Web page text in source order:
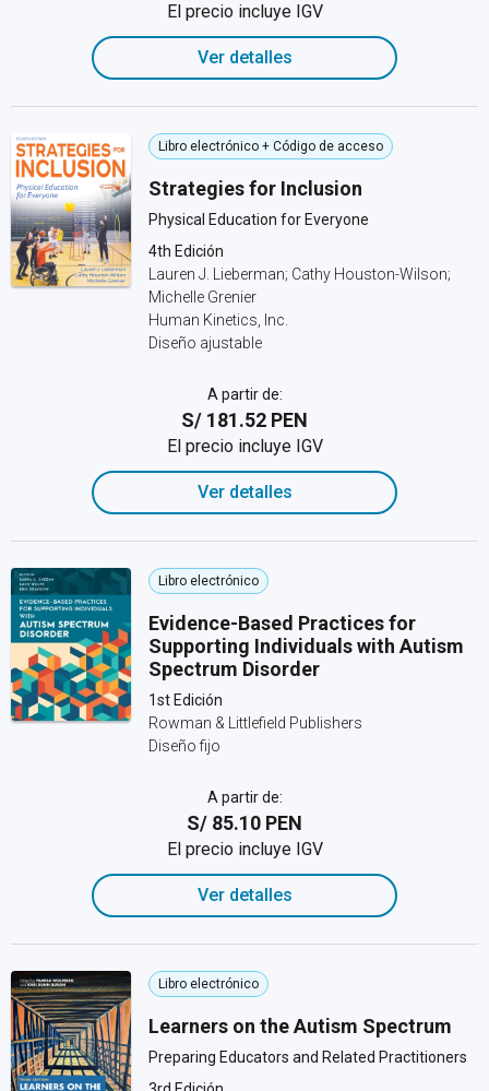
El precio incluye IGV
Ver detalles
Libro electrónico + Código de acceso
Strategies for Inclusion
Physical Education for Everyone
4th Edición
Lauren J. Lieberman; Cathy Houston-Wilson;
Michelle Grenier
Human Kinetics, Inc.
Diseño ajustable
A partir de:
S/ 181.52 PEN
El precio incluye IGV
Ver detalles
Libro electrónico
Evidence-Based Practices for
Supporting Individuals with Autism
Spectrum Disorder
1st Edición
Rowman & Littlefield Publishers
Diseño fijo
A partir de:
S/ 85.10 PEN
El precio incluye IGV
Ver detalles
Libro electrónico
Learners on the Autism Spectrum
Preparing Educators and Related Practitioners